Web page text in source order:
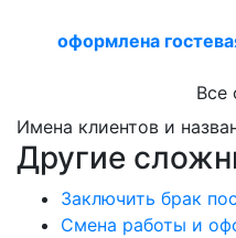
оформлена
Все
Имена клиентов и
Другие
Заключить брак
Смена работы и